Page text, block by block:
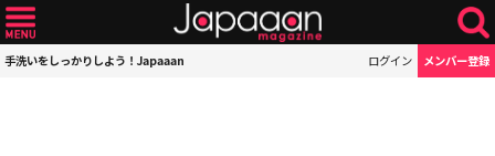
手洗いをしっかりしよう！Japaaan ログイン メンバー登録